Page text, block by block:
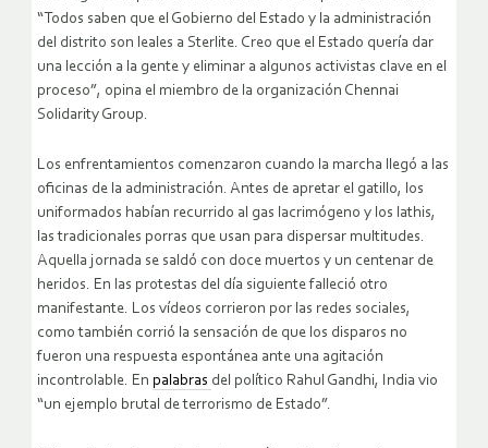
“Todos saben que el Gobierno del Estado y la administración
del distrito son leales a Sterlite. Creo que el Estado quería dar
una lección a la gente y eliminar a algunos activistas clave en el
proceso”, opina el miembro de la organización Chennai
Solidarity Group.
Los enfrentamientos comenzaron cuando la marcha llegó a las
oficinas de la administración. Antes de apretar el gatillo, los
uniformados habían recurrido al gas lacrimógeno y los lathis,
las tradicionales porras que usan para dispersar multitudes.
Aquella jornada se saldó con doce muertos y un centenar de
heridos. En las protestas del día siguiente falleció otro
manifestante. Los vídeos corrieron por las redes sociales,
como también corrió la sensación de que los disparos no
fueron una respuesta espontánea ante una agitación
incontrolable. En palabras del político Rahul Gandhi, India vio
“un ejemplo brutal de terrorismo de Estado”.